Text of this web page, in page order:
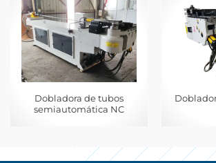
Dobladora de tubos
semiautomática NC